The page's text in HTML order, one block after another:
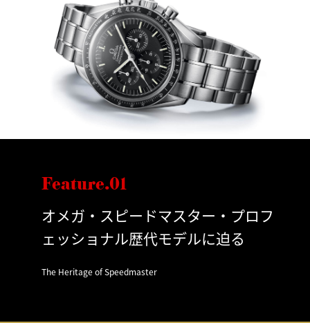
Feature.01
オメガ・スピードマスター・プロフ
ェッショナル歴代モデルに迫る
The Heritage of Speedmaster